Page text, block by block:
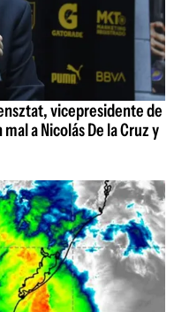
vicepresidente de
a Nicolás De la Cruz y